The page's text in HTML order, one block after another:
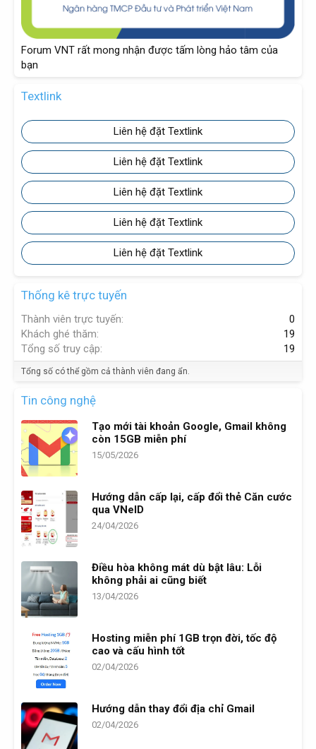
Forum VNT rất mong nhận được tấm lòng hảo tâm của
bạn
Textlink
Liên hệ đặt Textlink
Liên hệ đặt Textlink
Liên hệ đặt Textlink
Liên hệ đặt Textlink
Liên hệ đặt Textlink
Thống kê trực tuyến
Thành viên trực tuyến
0
Khách ghé thăm
19
Tổng số truy cập
19
Tổng số có thể gồm cả thành viên đang ẩn.
Tin công nghệ
Tạo mới tài khoản Google, Gmail không
còn 15GB miễn phí
15/05/2026
Hướng dẫn cấp lại, cấp đổi thẻ Căn cước
qua VNeID
24/04/2026
Điều hòa không mát dù bật lâu: Lỗi
không phải ai cũng biết
13/04/2026
Hosting miễn phí 1GB trọn đời, tốc độ
cao và cấu hình tốt
02/04/2026
Hướng dẫn thay đổi địa chỉ Gmail
02/04/2026